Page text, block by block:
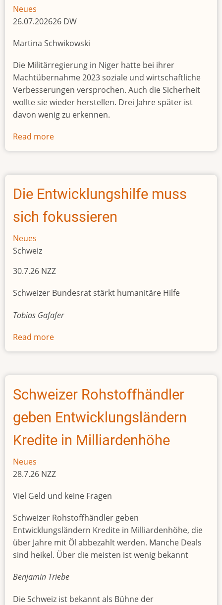
Selbsthilfe
Neues
26.07.202626 DW
Martina Schwikowski
Die Militärregierung in Niger hatte bei ihrer
Machtübernahme 2023 soziale und wirtschaftliche
Verbesserungen versprochen. Auch die Sicherheit
wollte sie wieder herstellen. Drei Jahre später ist
davon wenig zu erkennen.
Read more
Drei
Militärjunta:
Niger
bleibt
instabil
Die Entwicklungshilfe muss
sich fokussieren
Neues
Schweiz
30.7.26 NZZ
Schweizer Bundesrat stärkt humanitäre Hilfe
Tobias Gafafer
Read more
Die
muss
sich
fokussieren
Schweizer Rohstoffhändler
geben Entwicklungsländern
Kredite in Milliardenhöhe
Neues
28.7.26 NZZ
Viel Geld und keine Fragen
Schweizer Rohstoffhändler geben
Entwicklungsländern Kredite in Milliardenhöhe, die
über Jahre mit Öl abbezahlt werden. Manche Deals
sind heikel. Über die meisten ist wenig bekannt
Benjamin Triebe
Die Schweiz ist bekannt als Bühne der